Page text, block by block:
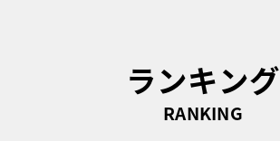
ランキング
RANKING